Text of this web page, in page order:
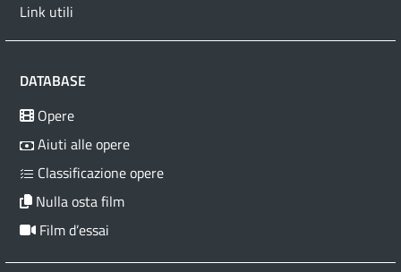
Link utili
DATABASE
Opere
Aiuti alle opere
Classificazione opere
Nulla osta film
Film d’essai